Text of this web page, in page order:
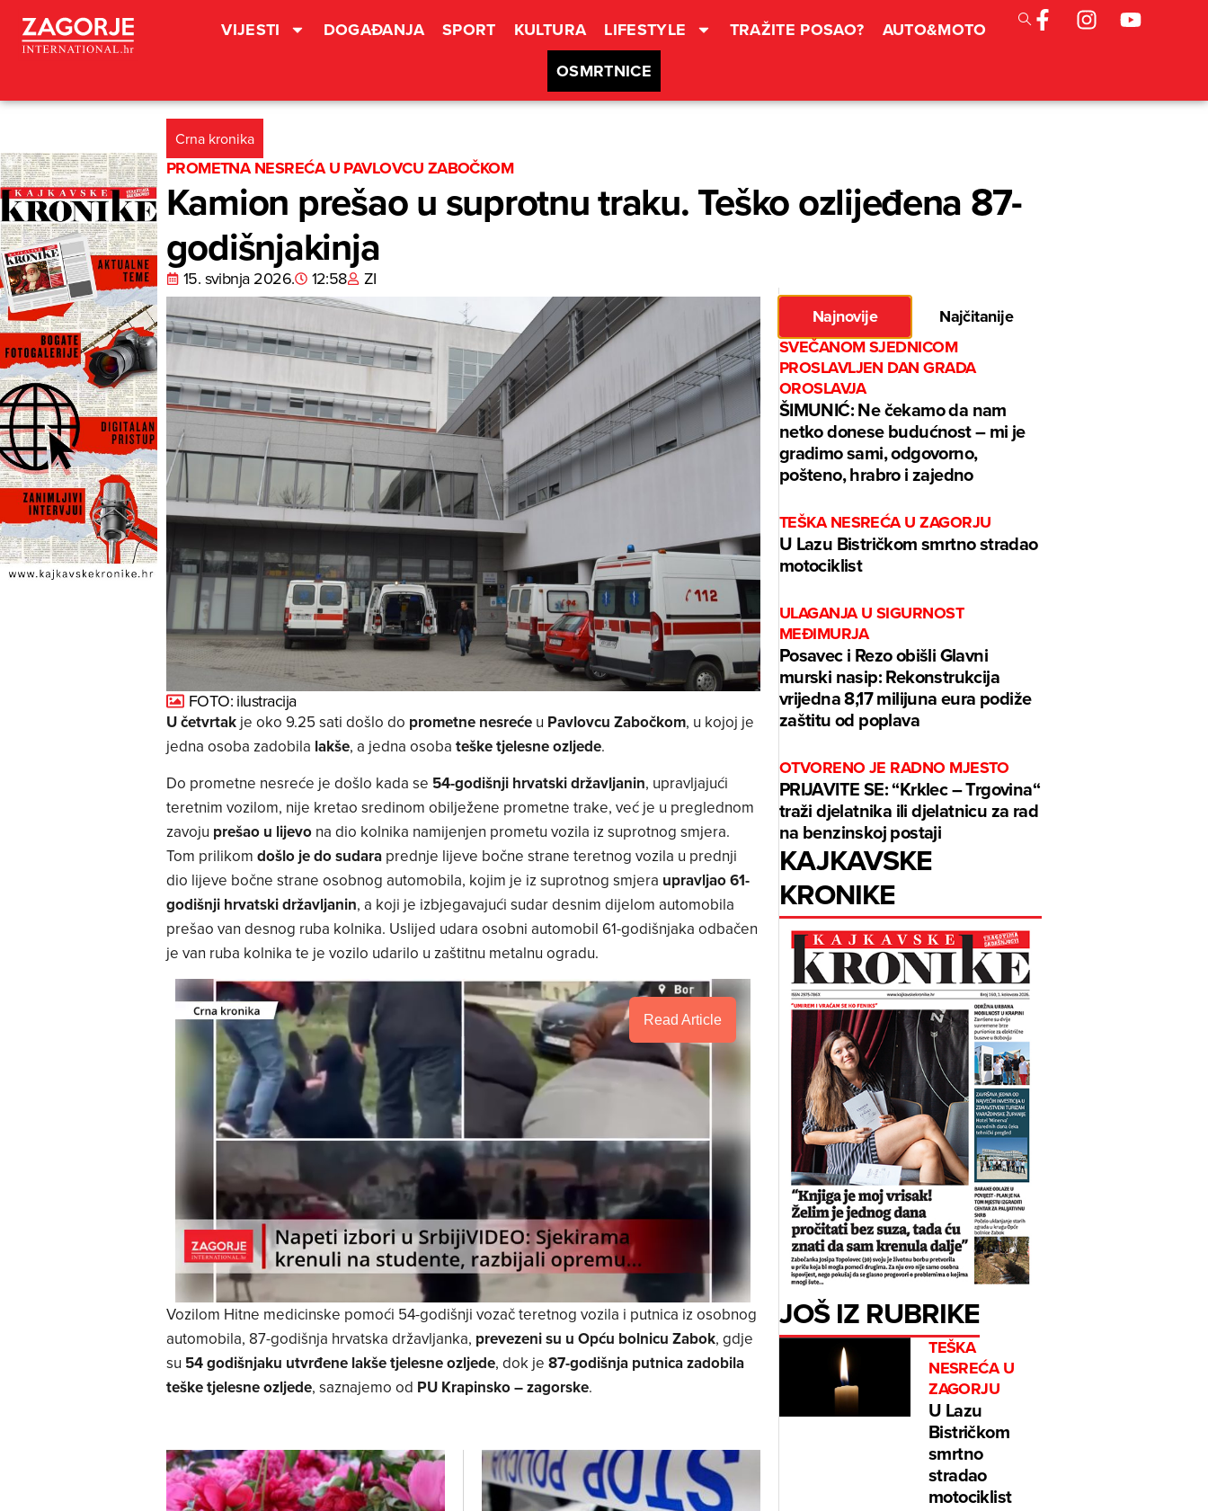
VIJESTI DOGAĐANJA SPORT KULTURA LIFESTYLE TRAŽITE POSAO?
AUTO&MOTO
OSMRTNICE
Crna kronika
PROMETNA NESREĆA U PAVLOVCU ZABOČKOM
Kamion prešao u suprotnu traku. Teško ozlijeđena 87-
godišnjakinja
15. svibnja 2026. 12:58 ZI
FOTO: ilustracija
U četvrtakje oko 9.25 sati došlo do prometne nesreće u Pavlovcu Zabočkom, u kojoj je
jedna osoba zadobila lakše, a jedna osoba teške tjelesne ozljede.
Do prometne nesreće je došlo kada se 54-godišnji hrvatski državljanin, upravljajući
teretnim vozilom, nije kretao sredinom obilježene prometne trake, već je u preglednom
zavoju prešao u lijevona dio kolnika namijenjen prometu vozila iz suprotnog smjera.
Tom prilikom došlo je do sudara prednje lijeve bočne strane teretnog vozila u prednji
dio lijeve bočne strane osobnog automobila, kojim je iz suprotnog smjera upravljao 61-
godišnji hrvatski državljanin, a koji je izbjegavajući sudar desnim dijelom automobila
prešao van desnog ruba kolnika. Uslijed udara osobni automobil 61-godišnjaka odbačen
je van ruba kolnika te je vozilo udarilo u zaštitnu metalnu ogradu.
Read Article
Vozilom Hitne medicinske pomoći 54-godišnji vozač teretnog vozila i putnica iz osobnog
automobila, 87-godišnja hrvatska državljanka, prevezeni su u Opću bolnicu Zabok, gdje
su 54 godišnjaku utvrđene lakše tjelesne ozljede, dok je 87-godišnja putnica zadobila
teške tjelesne ozljede, saznajemo od PU Krapinsko – zagorske.
Najnovije
Najčitanije
SVEČANOM SJEDNICOM
PROSLAVLJEN DAN GRADA
OROSLAVJA
ŠIMUNIĆ: Ne čekamo da nam
netko donese budućnost – mi je
gradimo sami, odgovorno,
pošteno, hrabro i zajedno
TEŠKA NESREĆA U ZAGORJU
U Lazu Bistričkom smrtno stradao
motociklist
ULAGANJA U SIGURNOST
MEĐIMURJA
Posavec i Rezo obišli Glavni
murski nasip: Rekonstrukcija
vrijedna 8,17 milijuna eura podiže
zaštitu od poplava
OTVORENO JE RADNO MJESTO
PRIJAVITE SE: “Krklec – Trgovina“
traži djelatnika ili djelatnicu za rad
na benzinskoj postaji
KAJKAVSKE
KRONIKE
JOŠ IZ RUBRIKE
TEŠKA
NESREĆA U
ZAGORJU
U Lazu
Bistričkom
smrtno
stradao
motociklist